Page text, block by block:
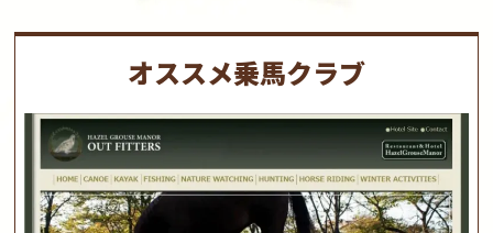
オススメ乗馬クラブ